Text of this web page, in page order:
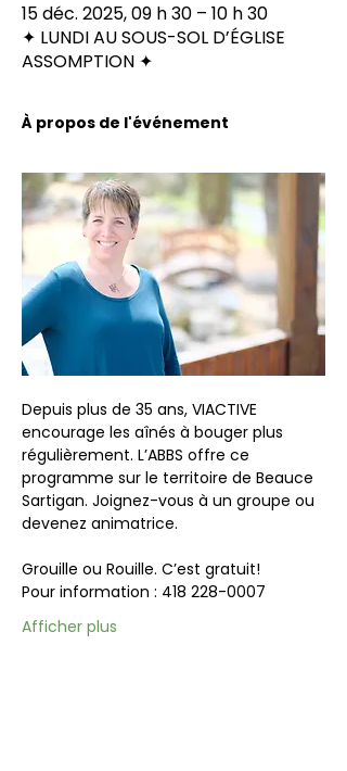
15 déc. 2025, 09 h 30 – 10 h 30
✦ LUNDI AU SOUS-SOL D’ÉGLISE
ASSOMPTION ✦
À propos de l'événement
Depuis plus de 35 ans, VIACTIVE
encourage les aînés à bouger plus
régulièrement. L’ABBS offre ce
programme sur le territoire de Beauce
Sartigan. Joignez-vous à un groupe ou
devenez animatrice.
Grouille ou Rouille. C’est gratuit!
Pour information : 418 228-0007
Afficher plus